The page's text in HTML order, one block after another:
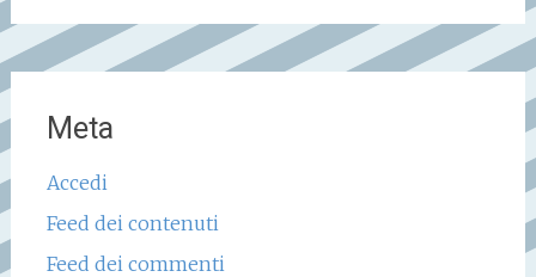
Meta
Accedi
Feed dei contenuti
Feed dei commenti